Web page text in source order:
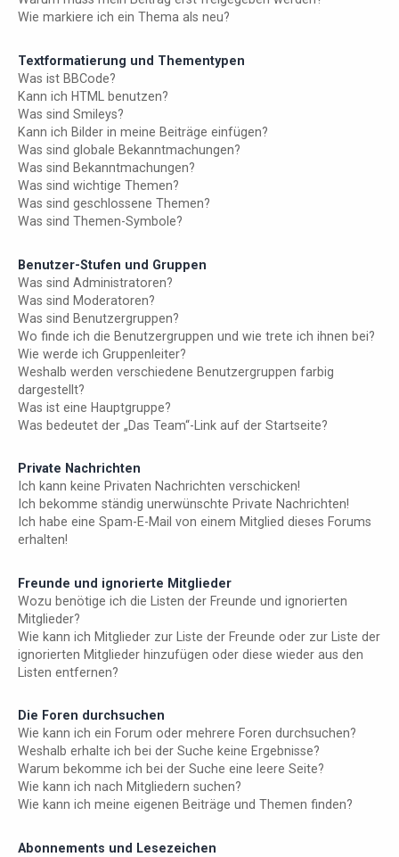
Wie markiere ich ein Thema als neu?
Textformatierung und Thementypen
Was ist BBCode?
Kann ich HTML benutzen?
Was sind Smileys?
Kann ich Bilder in meine Beiträge einfügen?
Was sind globale Bekanntmachungen?
Was sind Bekanntmachungen?
Was sind wichtige Themen?
Was sind geschlossene Themen?
Was sind Themen-Symbole?
Benutzer-Stufen und Gruppen
Was sind Administratoren?
Was sind Moderatoren?
Was sind Benutzergruppen?
Wo finde ich die Benutzergruppen und wie trete ich ihnen bei?
Wie werde ich Gruppenleiter?
Weshalb werden verschiedene Benutzergruppen farbig
dargestellt?
Was ist eine Hauptgruppe?
Was bedeutet der „Das Team“-Link auf der Startseite?
Private Nachrichten
Ich kann keine Privaten Nachrichten verschicken!
Ich bekomme ständig unerwünschte Private Nachrichten!
Ich habe eine Spam-E-Mail von einem Mitglied dieses Forums
erhalten!
Freunde und ignorierte Mitglieder
Wozu benötige ich die Listen der Freunde und ignorierten
Mitglieder?
Wie kann ich Mitglieder zur Liste der Freunde oder zur Liste der
ignorierten Mitglieder hinzufügen oder diese wieder aus den
Listen entfernen?
Die Foren durchsuchen
Wie kann ich ein Forum oder mehrere Foren durchsuchen?
Weshalb erhalte ich bei der Suche keine Ergebnisse?
Warum bekomme ich bei der Suche eine leere Seite?
Wie kann ich nach Mitgliedern suchen?
Wie kann ich meine eigenen Beiträge und Themen finden?
Abonnements und Lesezeichen